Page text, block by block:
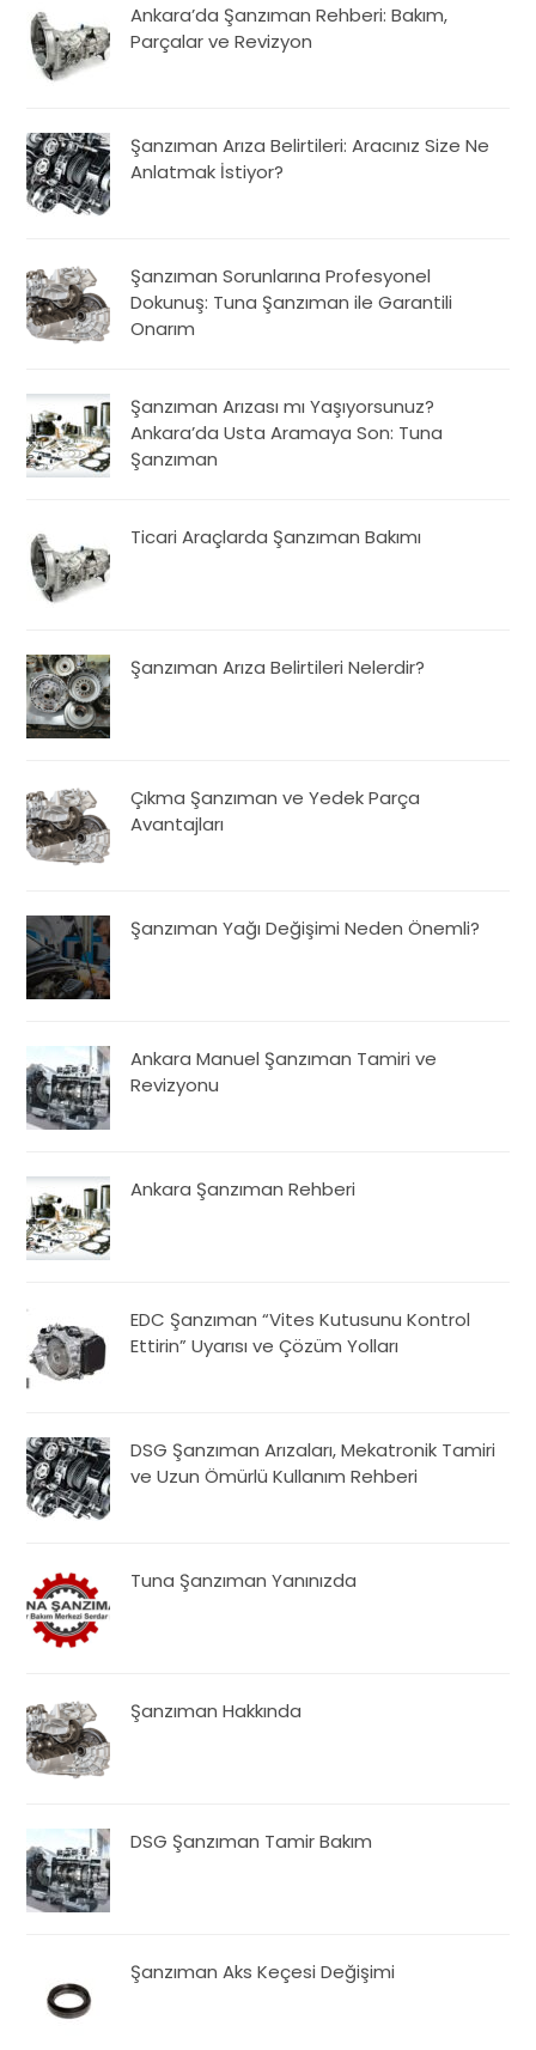
Ankara’da Şanzıman Rehberi: Bakım,
Parçalar ve Revizyon
Şanzıman Arıza Belirtileri: Aracınız Size Ne
Anlatmak İstiyor?
Şanzıman Sorunlarına Profesyonel
Dokunuş: Tuna Şanzıman ile Garantili
Onarım
Şanzıman Arızası mı Yaşıyorsunuz?
Ankara’da Usta Aramaya Son: Tuna
Şanzıman
Ticari Araçlarda Şanzıman Bakımı
Şanzıman Arıza Belirtileri Nelerdir?
Çıkma Şanzıman ve Yedek Parça
Avantajları
Şanzıman Yağı Değişimi Neden Önemli?
Ankara Manuel Şanzıman Tamiri ve
Revizyonu
Ankara Şanzıman Rehberi
EDC Şanzıman “Vites Kutusunu Kontrol
Ettirin” Uyarısı ve Çözüm Yolları
DSG Şanzıman Arızaları, Mekatronik Tamiri
ve Uzun Ömürlü Kullanım Rehberi
Tuna Şanzıman Yanınızda
Şanzıman Hakkında
DSG Şanzıman Tamir Bakım
Şanzıman Aks Keçesi Değişimi